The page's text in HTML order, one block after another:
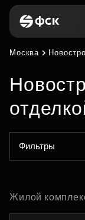
Москва
Фильтры
Жилой